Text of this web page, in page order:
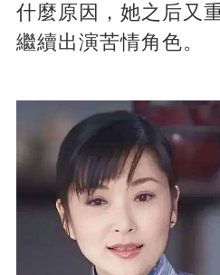
什麼原因，她之后又
繼續出演苦情角色。